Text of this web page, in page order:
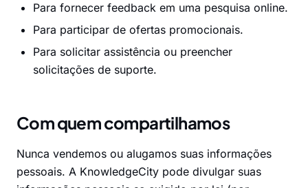
Para fornecer feedback em uma pesquisa online.
Para participar de ofertas promocionais.
Para solicitar assistência ou preencher
solicitações de suporte.
Com quem compartilhamos
Nunca vendemos ou alugamos suas informações
pessoais. A KnowledgeCity pode divulgar suas